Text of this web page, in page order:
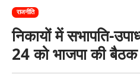
राजनीति
निकायों में सभापति-
24 को भाजपा की बैठक